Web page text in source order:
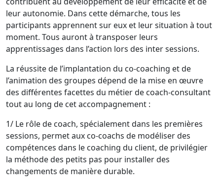
leur autonomie. Dans cette démarche, tous les
participants apprennent sur eux et leur situation à tout
moment. Tous auront à transposer leurs
apprentissages dans l’action lors des inter sessions.
La réussite de l’implantation du co-coaching et de
l’animation des groupes dépend de la mise en œuvre
des différentes facettes du métier de coach-consultant
tout au long de cet accompagnement :
1/ Le rôle de coach, spécialement dans les premières
sessions, permet aux co-coachs de modéliser des
compétences dans le coaching du client, de privilégier
la méthode des petits pas pour installer des
changements de manière durable.